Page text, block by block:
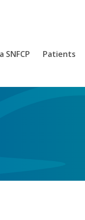
SNFCP Patients